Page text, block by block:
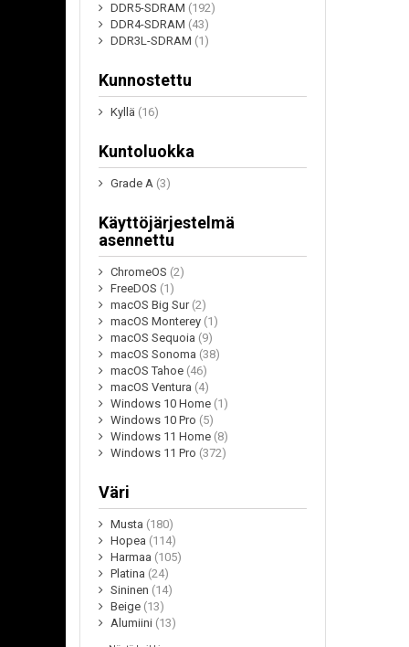
DDR5-SDRAM (192)
DDR4-SDRAM (43)
DDR3L-SDRAM (1)
Kunnostettu
Kyllä (16)
Kuntoluokka
Grade A (3)
Käyttöjärjestelmä
asennettu
ChromeOS (2)
FreeDOS (1)
macOS Big Sur (2)
macOS Monterey (1)
macOS Sequoia (9)
macOS Sonoma (38)
macOS Tahoe (46)
macOS Ventura (4)
Windows 10 Home (1)
Windows 10 Pro (5)
Windows 11 Home (8)
Windows 11 Pro (372)
Väri
Musta (180)
Hopea (114)
Harmaa (105)
Platina (24)
Sininen (14)
Beige (13)
Alumiini (13)